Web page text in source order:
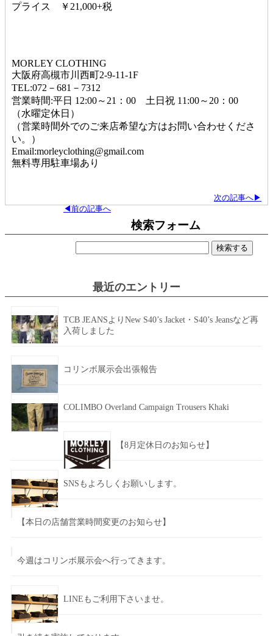
プライス ￥21,000+税
MORLEY CLOTHING
大阪府高槻市川西町2-9-11-1F
TEL:072－681－7312
営業時間:平日 12:00～21：00 土日祝 11:00～20：00
（水曜定休日）
（営業時間外でのご来店希望な方はお問い合わせくださ
い。）
Email:morleyclothing@gmail.com
無料専用駐車場あり
次の記事へ▶
◀前の記事へ
検索フォーム
最近のエントリー
TCB JEANSよりNew S40’s Jacket・S40’s Jeansなど再
入荷しました
コリンボ展示会出張報告
COLIMBO Overland Campaign Trousers Khaki
【8月定休日のお知らせ】
SNSもよろしくお願いします。
【本日の店舗営業時間変更のお知らせ】
今週はコリンボ展示会へ行ってきます。
LINEもご利用下さいませ。